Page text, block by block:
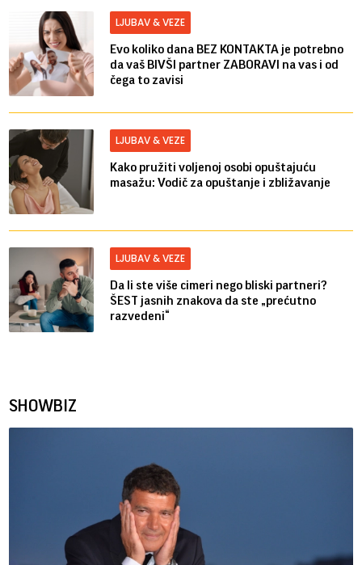
LJUBAV & VEZE
Evo koliko dana BEZ KONTAKTA je potrebno
da vaš BIVŠI partner ZABORAVI na vas i od
čega to zavisi
LJUBAV & VEZE
Kako pružiti voljenoj osobi opuštajuću
masažu: Vodič za opuštanje i zbližavanje
LJUBAV & VEZE
Da li ste više cimeri nego bliski partneri?
ŠEST jasnih znakova da ste „prećutno
razvedeni“
SHOWBIZ